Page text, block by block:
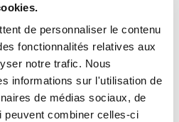
de personnaliser le contenu
fonctionnalités relatives aux
notre trafic. Nous
informations sur l'utilisation de
de médias sociaux, de
peuvent combiner celles-ci
matière et disposant
dans le pays d’origine ;
de matériel et de
le progrès technologique et
en relation avec ce
d’un agrément de la
la Santé.